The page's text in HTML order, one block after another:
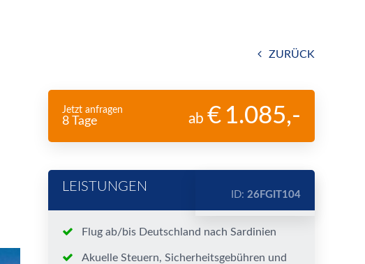
ZURÜCK
Jetzt anfragen
8 Tage ab 1.085,-
LEISTUNGEN
Flug ab/bis Deutschland nach Sardinien
Akuelle Steuern, Sicherheitsgebühren und
ID: 26FGIT104